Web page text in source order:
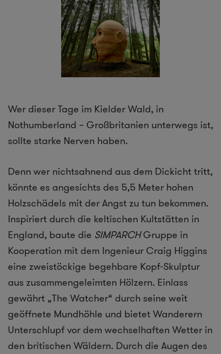
Wer dieser Tage im Kielder Wald, in
Nothumberland – Großbritanien unterwegs ist,
sollte starke Nerven haben.
Denn wer nichtsahnend aus dem Dickicht tritt,
könnte es angesichts des 5,5 Meter hohen
Holzschädels mit der Angst zu tun bekommen.
Inspiriert durch die keltischen Kultstätten in
England, baute die SIMPARCHGruppe in
Kooperation mit dem Ingenieur Craig Higgins
eine zweistöckige begehbare Kopf-Skulptur
aus zusammengeleimten Hölzern. Einlass
gewährt „The Watcher“ durch seine weit
geöffnete Mundhöhle und bietet Wanderern
Unterschlupf vor dem wechselhaften Wetter in
den britischen Wäldern. Durch die Augen des